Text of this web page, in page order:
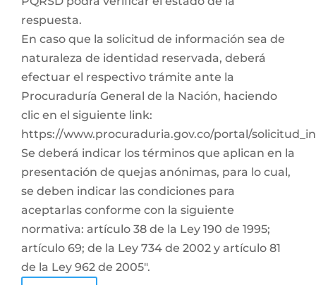
respuesta.
En caso que la solicitud de información sea de
naturaleza de identidad reservada, deberá
efectuar el respectivo trámite ante la
Procuraduría General de la Nación, haciendo
clic en el siguiente link:
https://www.procuraduria.gov.co/portal/
Se deberá indicar los términos que aplican en la
presentación de quejas anónimas, para lo cual,
se deben indicar las condiciones para
aceptarlas conforme con la siguiente
normativa: artículo 38 de la Ley 190 de 1995;
artículo 69; de la Ley 734 de 2002 y artículo 81
de la Ley 962 de 2005".